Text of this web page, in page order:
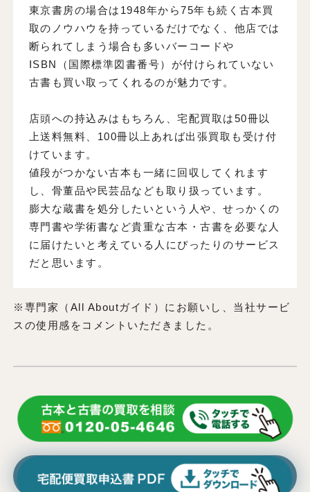
東京書房の場合は1948年から75年も続く古本買
取のノウハウを持っているだけでなく、他店では
断られてしまう場合も多いバーコードや
ISBN（国際標準図書番号）が付けられていない
古書も買い取ってくれるのが魅力です。
店頭への持込みはもちろん、宅配買取は50冊以
上送料無料、100冊以上あれば出張買取も受け付
けています。
値段がつかない古本も一緒に回収してくれます
し、骨董品や民芸品なども取り扱っています。
膨大な蔵書を処分したいという人や、せっかくの
専門書や学術書など貴重な古本・古書を必要な人
に届けたいと考えている人にぴったりのサービス
だと思います。
※専門家（All Aboutガイド）にお願いし、当社サービ
スの使用感をコメントいただきました。